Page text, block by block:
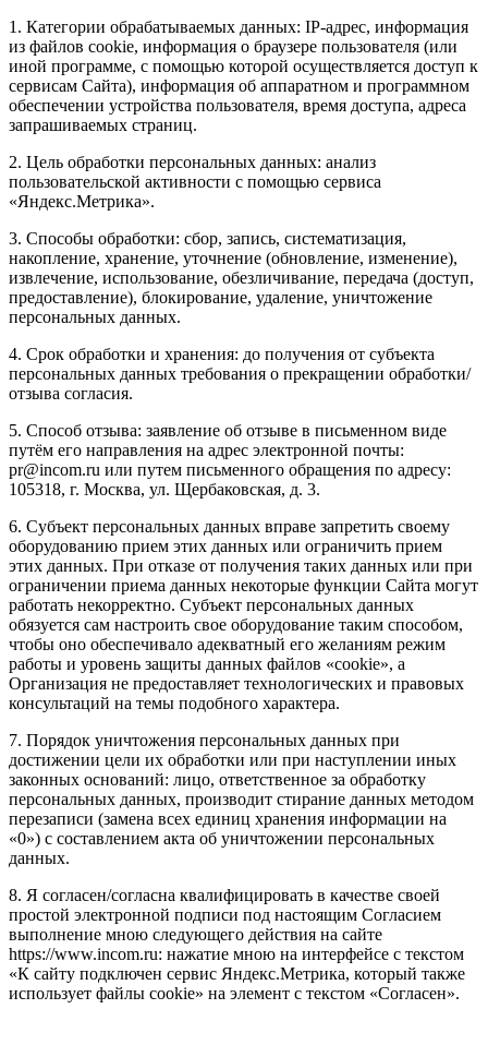
1. Категории обрабатываемых данных: IP-адрес, информация
из файлов cookie, информация о браузере пользователя (или
иной программе, с помощью которой осуществляется доступ к
сервисам Сайта), информация об аппаратном и программном
обеспечении устройства пользователя, время доступа, адреса
запрашиваемых страниц.
2. Цель обработки персональных данных: анализ
пользовательской активности с помощью сервиса
«Яндекс.Метрика».
3. Способы обработки: сбор, запись, систематизация,
накопление, хранение, уточнение (обновление, изменение),
извлечение, использование, обезличивание, передача (доступ,
предоставление), блокирование, удаление, уничтожение
персональных данных.
4. Срок обработки и хранения: до получения от субъекта
персональных данных требования о прекращении обработки/
отзыва согласия.
5. Способ отзыва: заявление об отзыве в письменном виде
путём его направления на адрес электронной почты:
pr@incom.ru или путем письменного обращения по адресу:
105318, г. Москва, ул. Щербаковская, д. 3.
6. Субъект персональных данных вправе запретить своему
оборудованию прием этих данных или ограничить прием
этих данных. При отказе от получения таких данных или при
ограничении приема данных некоторые функции Сайта могут
работать некорректно. Субъект персональных данных
обязуется сам настроить свое оборудование таким способом,
чтобы оно обеспечивало адекватный его желаниям режим
работы и уровень защиты данных файлов «cookie», а
Организация не предоставляет технологических и правовых
консультаций на темы подобного характера.
7. Порядок уничтожения персональных данных при
достижении цели их обработки или при наступлении иных
законных оснований: лицо, ответственное за обработку
персональных данных, производит стирание данных методом
перезаписи (замена всех единиц хранения информации на
«0») с составлением акта об уничтожении персональных
данных.
8. Я согласен/согласна квалифицировать в качестве своей
простой электронной подписи под настоящим Согласием
выполнение мною следующего действия на сайте
https://www.incom.ru: нажатие мною на интерфейсе с текстом
«К сайту подключен сервис Яндекс.Метрика, который также
использует файлы cookie» на элемент с текстом «Согласен».